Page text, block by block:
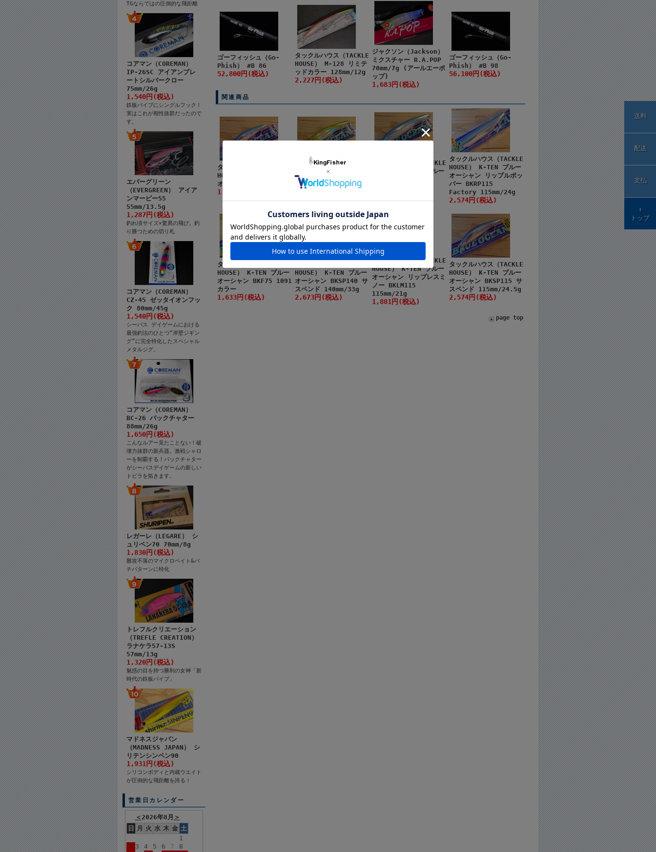
TGならではの圧倒的な飛距離
コアマン（COREMAN）
IP-26SC アイアンプレ
ートシルバークロー
75mm/26g
1,540円(税込)
鉄板バイブにシングルフック！
実はこれが相性抜群だったので
す。
エバーグリーン
（EVERGREEN） アイア
ンマービー55
55mm/13.5g
1,287円(税込)
釣れ頃サイズ×驚異の飛び。釣
り勝つための切り札
コアマン（COREMAN）
CZ-45 ゼッタイオンフッ
ク 80mm/45g
1,540円(税込)
シーバス デイゲームにおける
最強釣法のひとつ“岸壁ジギン
グ”に完全特化したスペシャル
メタルジグ。
コアマン（COREMAN）
BC-26 バックチャター
88mm/26g
1,650円(税込)
こんなルアー見たことない！破
壊力抜群の新兵器。激戦シャロ
ーを制覇する！バックチャター
がシーバスデイゲームの新しい
トビラを拓きます。
レガーレ（LEGARE） シ
ュリペン70 70mm/8g
1,830円(税込)
難攻不落のマイクロベイト&バ
チパターンに特化
トレフルクリエーション
（TREFLE CREATION）
ラナケラ57-13S
57mm/13g
1,320円(税込)
魅惑の目を持つ勝利の女神「新
時代の鉄板バイブ」
マドネスジャパン
（MADNESS JAPAN） シ
リテンシンペン90
1,931円(税込)
シリコンボディと内蔵ウエイト
が圧倒的な飛距離を誇る！
営業日カレンダー
＜ 2026年8月 ＞
日
月 火 水 木 金 土
1
2
3 4 5 6 7
8
ゴーフィッシュ（Go-
Phish） #B 86
52,800円(税込)
タックルハウス（TACKLE
HOUSE） M-128 リミテ
ッドカラー 128mm/12g
2,227円(税込)
ジャクソン（Jackson）
ミクスチャー R.A.POP
70mm/7g (アールエーポ
ップ)
1,683円(税込)
ゴーフィッシュ（Go-
Phish） #B 98
56,100円(税込)
関連商品
タックルハウス（TACKLE
HOUSE） K-TEN ブルー
オーシャン BKF115
1,881円(税込)
タックルハウス（TACKLE
HOUSE） K-TEN ブルー
オーシャン BKF140
タックルハウス（TACKLE
HOUSE） K-TEN ブルー
タックルハウス（TACKLE
HOUSE） K-TEN ブルー
オーシャン リップルポッ
パー BKRP115
Factory 115mm/24g
2,574円(税込)
タックルハウス（TACKLE
HOUSE） K-TEN ブルー
オーシャン BKF75 1091
カラー
1,633円(税込)
HOUSE） K-TEN ブルー
オーシャン BKSP140 サ
スペンド 140mm/33g
2,673円(税込)
タックルハウス（TACKLE
HOUSE） K-TEN ブルー
オーシャン リップレスミ
ノー BKLM115
115mm/21g
1,881円(税込)
タックルハウス（TACKLE
HOUSE） K-TEN ブルー
オーシャン BKSP115 サ
スペンド 115mm/24.5g
2,574円(税込)
page top
送料
配送
支払
↑
トップ